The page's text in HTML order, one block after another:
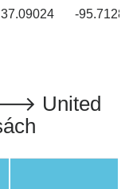
37.09024 -
🡒 United